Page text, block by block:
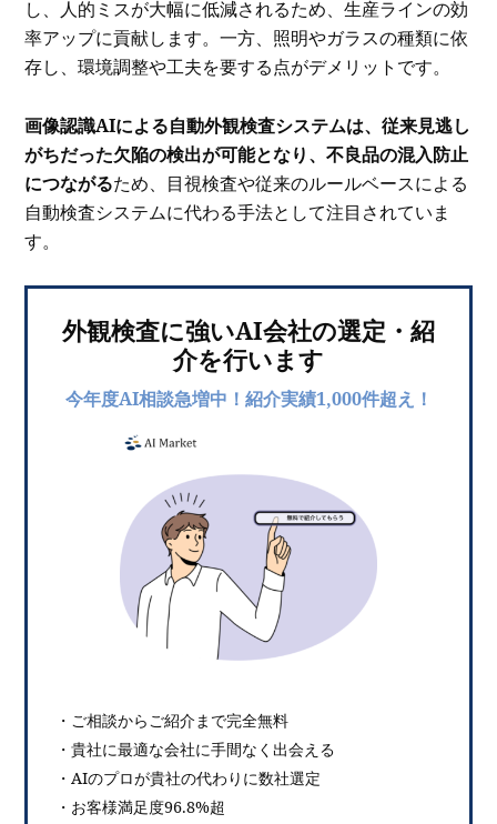
し、人的ミスが大幅に低減されるため、生産ラインの効
率アップに貢献します。一方、照明やガラスの種類に依
存し、環境調整や工夫を要する点がデメリットです。
画像認識AIによる自動外観検査システムは、従来見逃し
がちだった欠陥の検出が可能となり、不良品の混入防止
につながるため、目視検査や従来のルールベースによる
自動検査システムに代わる手法として注目されていま
す。
外観検査に強いAI会社の選定・紹
介を行います
今年度AI相談急増中！紹介実績1,000件超え！
・ご相談からご紹介まで完全無料
・貴社に最適な会社に手間なく出会える
・AIのプロが貴社の代わりに数社選定
・お客様満足度96.8%超